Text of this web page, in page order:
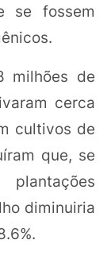
se fossem
milhões de
cerca
cultivos de
que, se
diminuiria